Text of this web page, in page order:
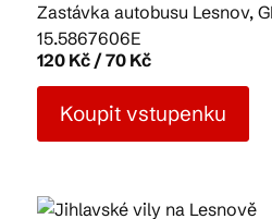
Články
Suvenýry
Praktické info
Zastávka autobusu Lesnov,
15.5867606E
120 Kč / 70 Kč
Koupit vstupenku